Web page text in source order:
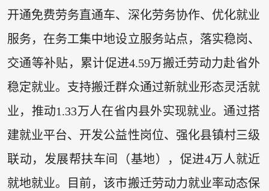
开通免费劳务直通车、深化劳务协作、优化就业
服务，在务工集中地设立服务站点，落实稳岗、
交通等补贴，累计促进4.59万搬迁劳动力赴省外
稳定就业。支持搬迁群众通过新就业形态灵活就
业，推动1.33万人在省内县外实现就业。通过搭
建就业平台、开发公益性岗位、强化县镇村三级
联动，发展帮扶车间（基地），促进4万人就近
就地就业。目前，该市搬迁劳动力就业率动态保